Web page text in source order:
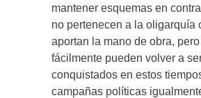
mantener esquemas en
no pertenecen a la oligarquía
aportan la mano de obra,
fácilmente pueden volver a
conquistados en estos
campañas políticas